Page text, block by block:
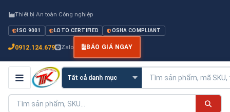
Thiết bị An toàn Công nghiệp
ISO 9001 LOTO CERTIFIED OSHA COMPLIANT
0912.124.679 Zalo BÁO GIÁ NGAY